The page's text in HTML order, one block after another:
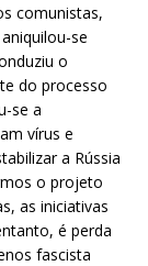
comunistas,
se
o
do processo
se a
vírus e
a Rússia
o projeto
as iniciativas
é perda
fascista